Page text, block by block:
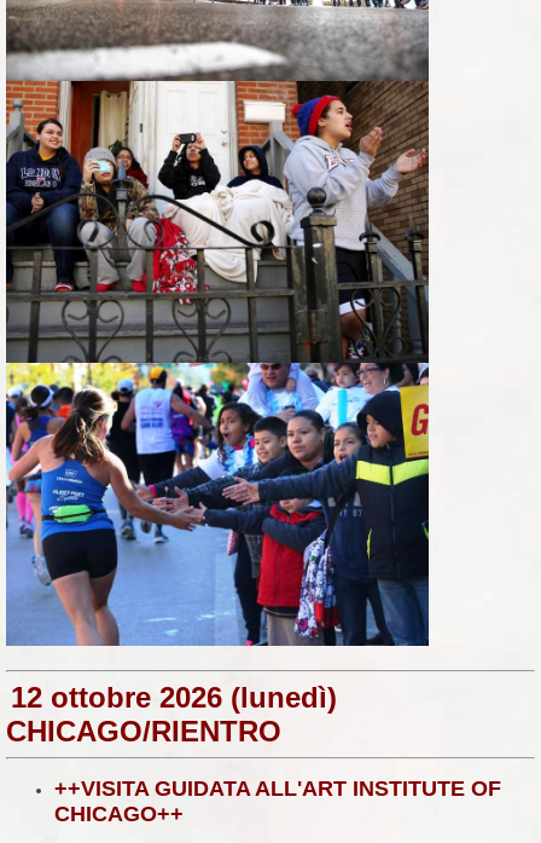
12 ottobre 2026 (lunedì)
CHICAGO/RIENTRO
++VISITA GUIDATA ALL'ART INSTITUTE OF
CHICAGO++